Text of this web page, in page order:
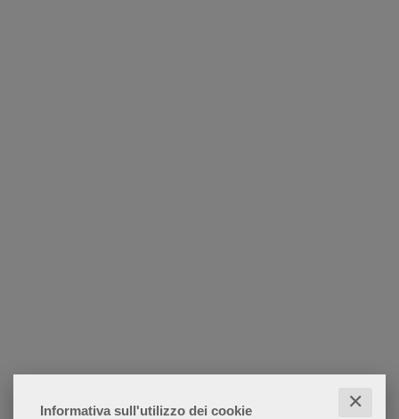
Informativa sull'utilizzo dei cookie ✕